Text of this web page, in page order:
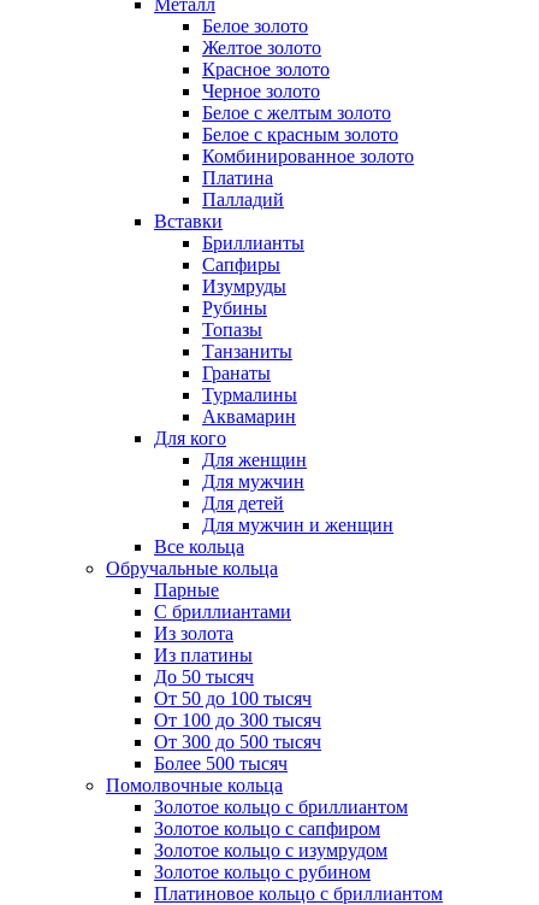
Металл
Белое золото
Желтое золото
Красное золото
Черное золото
Белое с желтым золото
Белое с красным золото
Комбинированное золото
Платина
Палладий
Вставки
Бриллианты
Сапфиры
Изумруды
Рубины
Топазы
Танзаниты
Гранаты
Турмалины
Аквамарин
Для кого
Для женщин
Для мужчин
Для детей
Для мужчин и женщин
Все кольца
Обручальные кольца
Парные
С бриллиантами
Из золота
Из платины
До 50 тысяч
От 50 до 100 тысяч
От 100 до 300 тысяч
От 300 до 500 тысяч
Более 500 тысяч
Помолвочные кольца
Золотое кольцо с бриллиантом
Золотое кольцо с сапфиром
Золотое кольцо с изумрудом
Золотое кольцо с рубином
Платиновое кольцо с бриллиантом